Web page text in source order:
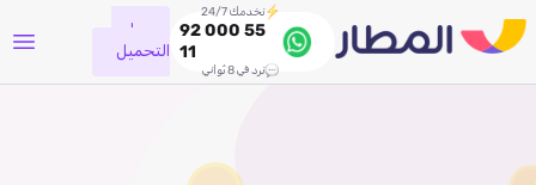
نخدمك 24/7
92 000 55
11
نرد في 8 ثواني
جاري
التحميل